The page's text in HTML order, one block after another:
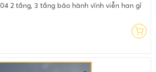
2 tầng, 3 tầng bảo hành vĩnh viễn han gỉ